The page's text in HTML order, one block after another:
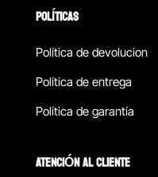
POLÍTICAS
Política de devolucion
Política de entrega
Política de garantía
ATENCIÓN AL CLIENTE